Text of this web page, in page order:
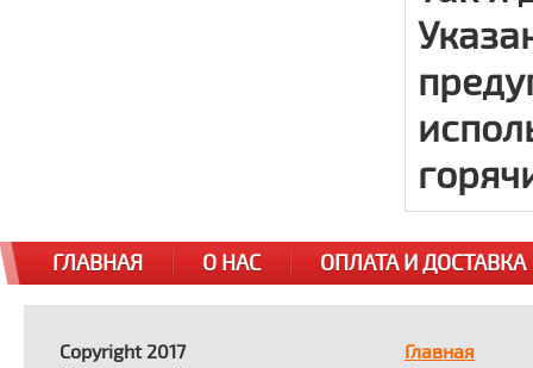
ГЛАВНАЯ О НАС ОПЛАТА И ДОСТАВКА
Copyright 2017
Главная